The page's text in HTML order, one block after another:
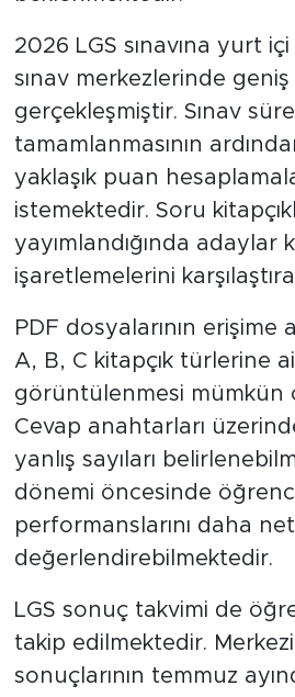
2026 LGS sınavına yurt
sınav merkezlerinde geniş
gerçekleşmiştir. Sınav
tamamlanmasının
yaklaşık puan
istemektedir. Soru
yayımlandığında adaylar
işaretlemelerini
PDF dosyalarının erişime
A, B, C kitapçık türlerine
görüntülenmesi mümkün
Cevap anahtarları
yanlış sayıları
dönemi öncesinde
performanslarını daha net
değerlendirebilmektedir.
LGS sonuç takvimi de
takip edilmektedir. Merkezi
sonuçlarının temmuz